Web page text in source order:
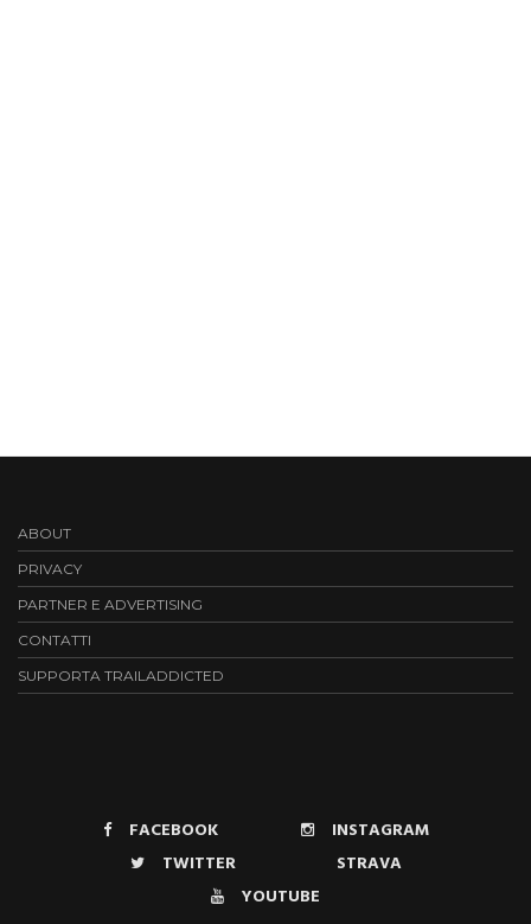
ABOUT
PRIVACY
PARTNER E ADVERTISING
CONTATTI
SUPPORTA TRAILADDICTED
FACEBOOK
INSTAGRAM
TWITTER
STRAVA
YOUTUBE